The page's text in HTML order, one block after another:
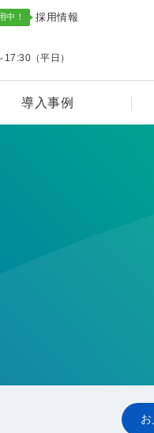
採用情報
（平日）
導入事例